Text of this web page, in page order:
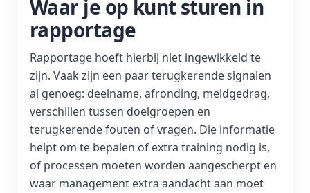
Waar je op kunt sturen in
rapportage
Rapportage hoeft hierbij niet ingewikkeld te
zijn. Vaak zijn een paar terugkerende signalen
al genoeg: deelname, afronding, meldgedrag,
verschillen tussen doelgroepen en
terugkerende fouten of vragen. Die informatie
helpt om te bepalen of extra training nodig is,
of processen moeten worden aangescherpt en
waar management extra aandacht aan moet